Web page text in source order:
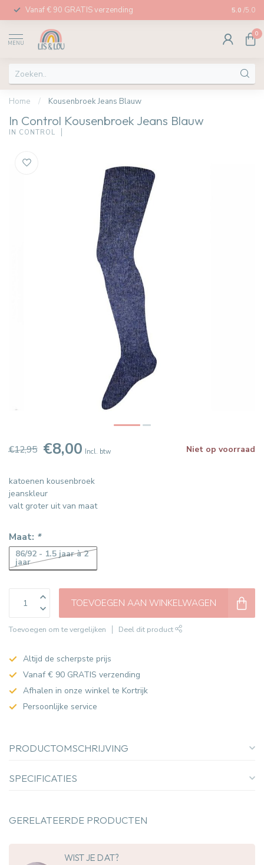
Vanaf € 90 GRATIS verzending Afhalen
5.0 /5.0
MENU
0
Home / Kousenbroek Jeans Blauw
In Control Kousenbroek Jeans Blauw
IN CONTROL
€12,95 €8,00 Incl. btw Niet op voorraad
katoenen kousenbroek
jeanskleur
valt groter uit van maat
Maat: *
86/92 - 1.5 jaar à 2
jaar
TOEVOEGEN AAN WINKELWAGEN
Toevoegen om te vergelijken Deel dit product
Altijd de scherpste prijs
Vanaf € 90 GRATIS verzending
Afhalen in onze winkel te Kortrijk
Persoonlijke service
PRODUCTOMSCHRIJVING
SPECIFICATIES
GERELATEERDE PRODUCTEN
WIST JE DAT?